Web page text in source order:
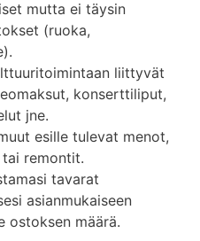
mutta ei täysin
(ruoka,
liittyvät
konserttiliput,
jne.
esille tulevat menot,
remontit.
tavarat
asianmukaiseen
ostoksen määrä.